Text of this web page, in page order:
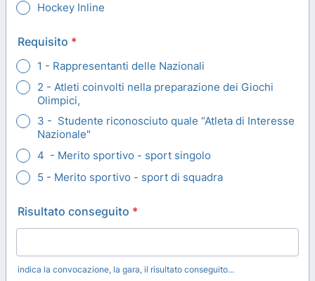
Hockey Inline
Requisito *
1 - Rappresentanti delle Nazionali
2 - Atleti coinvolti nella preparazione dei Giochi
Olimpici,
3 - Studente riconosciuto quale “Atleta di Interesse
Nazionale"
4 - Merito sportivo - sport singolo
5 - Merito sportivo - sport di squadra
Risultato conseguito *
indica la convocazione, la gara, il risultato conseguito...